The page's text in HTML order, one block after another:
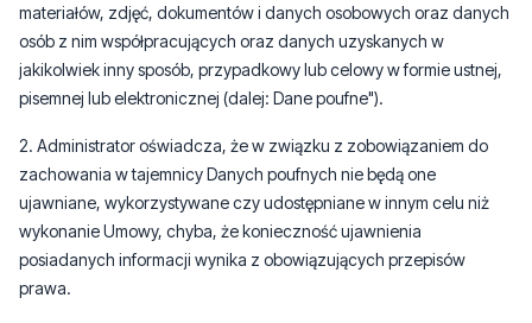
materiałów, zdjęć, dokumentów i danych osobowych oraz danych
osób z nim współpracujących oraz danych uzyskanych w
jakikolwiek inny sposób, przypadkowy lub celowy w formie ustnej,
pisemnej lub elektronicznej (dalej: Dane poufne").
2. Administrator oświadcza, że w związku z zobowiązaniem do
zachowania w tajemnicy Danych poufnych nie będą one
ujawniane, wykorzystywane czy udostępniane w innym celu niż
wykonanie Umowy, chyba, że konieczność ujawnienia
posiadanych informacji wynika z obowiązujących przepisów
prawa.